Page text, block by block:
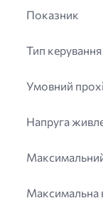
Показник
Тип керування
Умовний
Напруга
Максимальна